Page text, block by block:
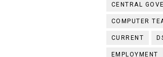
CENTRAL
COMPUTER
CURRENT
EMPLOYMENT